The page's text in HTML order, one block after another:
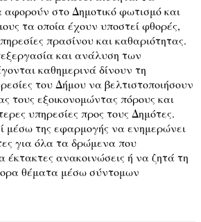
στο Δημοτικό φωτισμό και
τα οποία έχουν υποστεί φθορές,
πρασίνου και καθαριότητας.
και ανάλυση των
καθημερινά δίνουν τη
του Δήμου να βελτιστοποιήσουν
τους εξοικονομώντας πόρους και
υπηρεσίες προς τους Δημότες.
μέσω της εφαρμογής να ενημερώνει
για όλα τα δρώμενα που
ανακοινώσεις ή να ζητά τη
θέματα μέσω σύντομων